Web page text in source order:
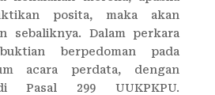
posita, maka akan
sebaliknya. Dalam perkara
berpedoman pada
acara perdata, dengan
Pasal 299 UUKPKPU.